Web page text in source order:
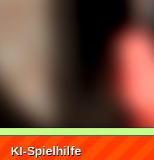
KI-Spielhilfe